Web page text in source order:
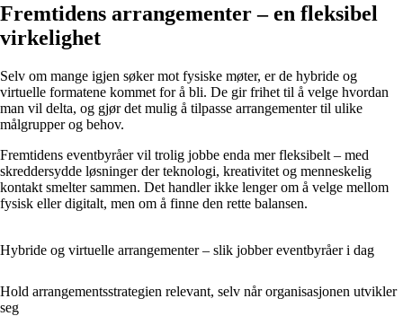
Fremtidens arrangementer – en fleksibel
virkelighet
Selv om mange igjen søker mot fysiske møter, er de hybride og
virtuelle formatene kommet for å bli. De gir frihet til å velge hvordan
man vil delta, og gjør det mulig å tilpasse arrangementer til ulike
målgrupper og behov.
Fremtidens eventbyråer vil trolig jobbe enda mer fleksibelt – med
skreddersydde løsninger der teknologi, kreativitet og menneskelig
kontakt smelter sammen. Det handler ikke lenger om å velge mellom
fysisk eller digitalt, men om å finne den rette balansen.
Hybride og virtuelle arrangementer – slik jobber eventbyråer i dag
Hold arrangementsstrategien relevant, selv når organisasjonen utvikler
seg